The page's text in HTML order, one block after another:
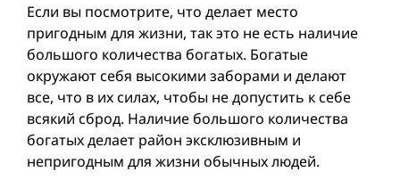
Если вы посмотрите, что делает место
пригодным для жизни, так это не есть наличие
большого количества богатых. Богатые
окружают себя высокими заборами и делают
все, что в их силах, чтобы не допустить к себе
всякий сброд. Наличие большого количества
богатых делает район эксклюзивным и
непригодным для жизни обычных людей.